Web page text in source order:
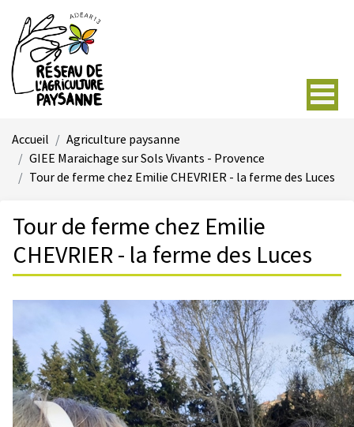
Accueil
Agriculture paysanne
GIEE Maraichage sur Sols Vivants - Provence
Tour de ferme chez Emilie CHEVRIER - la ferme des Luces
Tour de ferme chez Emilie
CHEVRIER - la ferme des Luces